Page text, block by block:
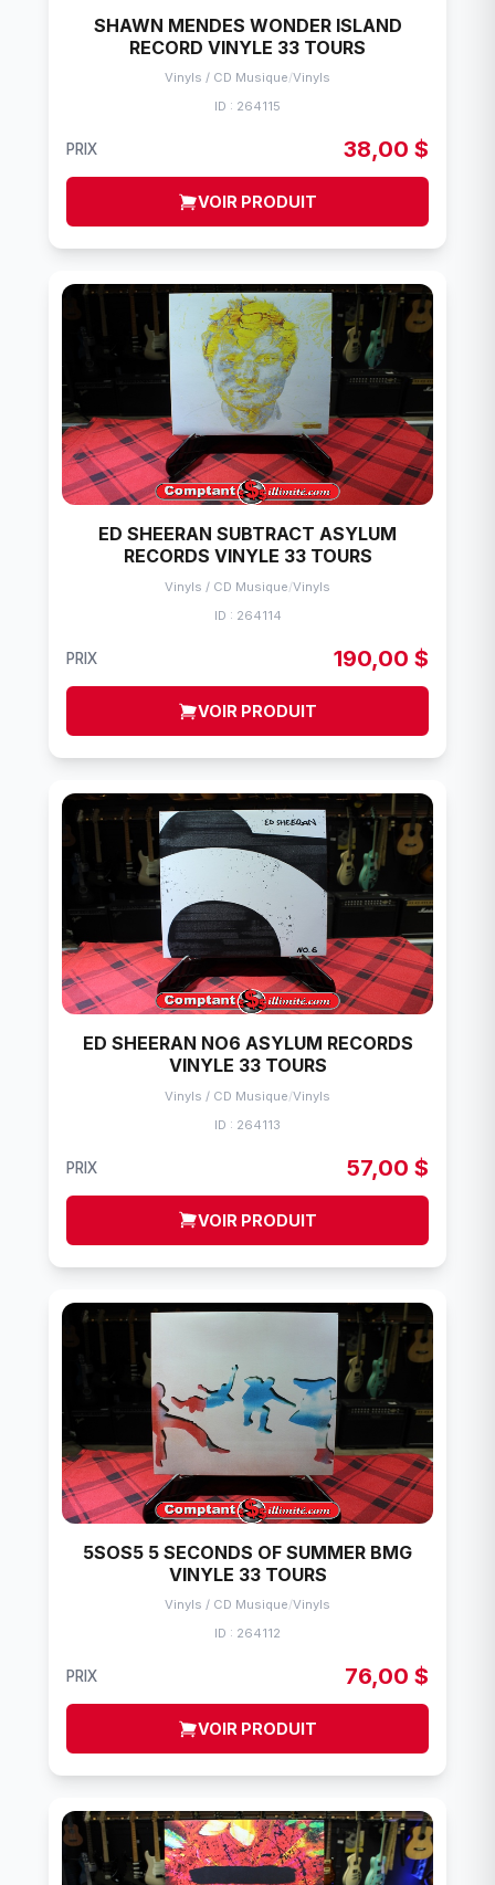
SHAWN MENDES WONDER ISLAND
RECORD VINYLE 33 TOURS
Vinyls / CD Musique/Vinyls
ID : 264115
PRIX 38,00 $
VOIR PRODUIT
ED SHEERAN SUBTRACT ASYLUM
RECORDS VINYLE 33 TOURS
Vinyls / CD Musique/Vinyls
ID : 264114
PRIX 190,00 $
VOIR PRODUIT
ED SHEERAN NO6 ASYLUM RECORDS
VINYLE 33 TOURS
Vinyls / CD Musique/Vinyls
ID : 264113
PRIX 57,00 $
VOIR PRODUIT
5SOS5 5 SECONDS OF SUMMER BMG
VINYLE 33 TOURS
Vinyls / CD Musique/Vinyls
ID : 264112
PRIX 76,00 $
VOIR PRODUIT